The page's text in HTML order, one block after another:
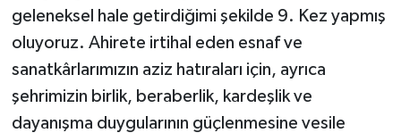
geleneksel hale getirdiğimi şekilde 9. Kez yapmış
oluyoruz. Ahirete irtihal eden esnaf ve
sanatkârlarımızın aziz hatıraları için, ayrıca
şehrimizin birlik, beraberlik, kardeşlik ve
dayanışma duygularının güçlenmesine vesile